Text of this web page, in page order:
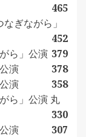
465
ぎながら」
452
ら」公演 379
演
378
演
358
ら」公演 丸
330
演
307